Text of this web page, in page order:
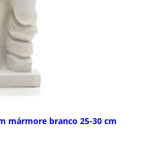
mármore branco 25-30 cm